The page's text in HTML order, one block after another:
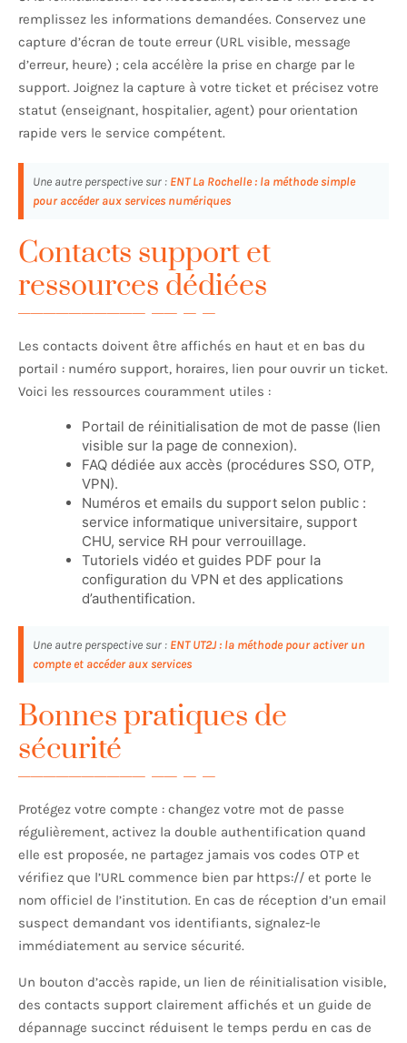
remplissez les informations demandées. Conservez une
capture d’écran de toute erreur (URL visible, message
d’erreur, heure) ; cela accélère la prise en charge par le
support. Joignez la capture à votre ticket et précisez votre
statut (enseignant, hospitalier, agent) pour orientation
rapide vers le service compétent.
Une autre perspective sur : ENT La Rochelle : la méthode simple
pour accéder aux services numériques
Contacts support et
ressources dédiées
Les contacts doivent être affichés en haut et en bas du
portail : numéro support, horaires, lien pour ouvrir un ticket.
Voici les ressources couramment utiles :
Portail de réinitialisation de mot de passe (lien
visible sur la page de connexion).
FAQ dédiée aux accès (procédures SSO, OTP,
VPN).
Numéros et emails du support selon public :
service informatique universitaire, support
CHU, service RH pour verrouillage.
Tutoriels vidéo et guides PDF pour la
configuration du VPN et des applications
d’authentification.
Une autre perspective sur : ENT UT2J : la méthode pour activer un
compte et accéder aux services
Bonnes pratiques de
sécurité
Protégez votre compte : changez votre mot de passe
régulièrement, activez la double authentification quand
elle est proposée, ne partagez jamais vos codes OTP et
vérifiez que l’URL commence bien par https:// et porte le
nom officiel de l’institution. En cas de réception d’un email
suspect demandant vos identifiants, signalez-le
immédiatement au service sécurité.
Un bouton d’accès rapide, un lien de réinitialisation visible,
des contacts support clairement affichés et un guide de
dépannage succinct réduisent le temps perdu en cas de